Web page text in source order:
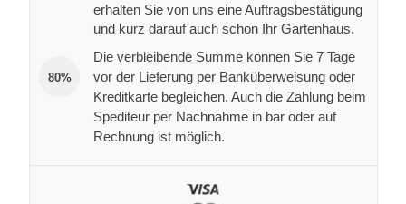
erhalten Sie von uns eine Auftragsbestätigung
und kurz darauf auch schon Ihr Gartenhaus.
80%
Die verbleibende Summe können Sie 7 Tage
vor der Lieferung per Banküberweisung oder
Kreditkarte begleichen. Auch die Zahlung beim
Spediteur per Nachnahme in bar oder auf
Rechnung ist möglich.